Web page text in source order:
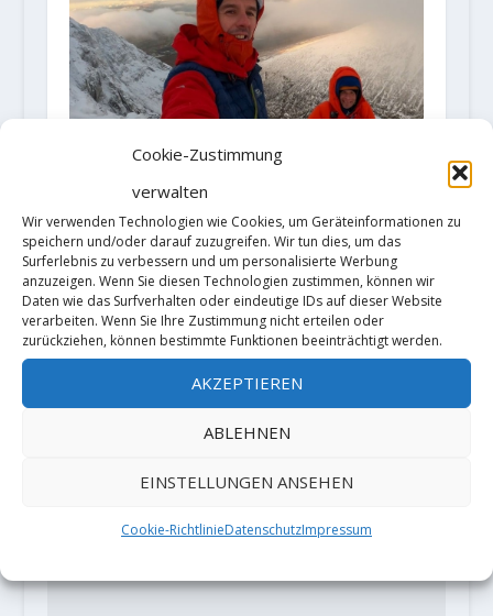
Cookie-Zustimmung
verwalten
Wir verwenden Technologien wie Cookies, um Geräteinformationen zu
speichern und/oder darauf zuzugreifen. Wir tun dies, um das
Surferlebnis zu verbessern und um personalisierte Werbung
anzuzeigen. Wenn Sie diesen Technologien zustimmen, können wir
Daten wie das Surfverhalten oder eindeutige IDs auf dieser Website
verarbeiten. Wenn Sie Ihre Zustimmung nicht erteilen oder
zurückziehen, können bestimmte Funktionen beeinträchtigt werden.
AKZEPTIEREN
ABLEHNEN
EINSTELLUNGEN ANSEHEN
Cookie-RichtlinieDatenschutzImpressum
New Mixed line "Nevermore" (VIII,
8) by Dave MacLeod and Iain Small
10. Dezember 2020
HINTERLASSE EINE ANTWORT
veröffentlicht. Erforderliche Felder